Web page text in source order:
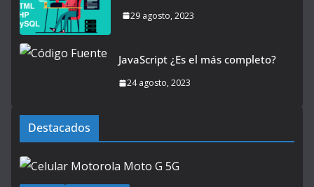
29 agosto, 2023
JavaScript ¿Es el más completo?
24 agosto, 2023
Destacados